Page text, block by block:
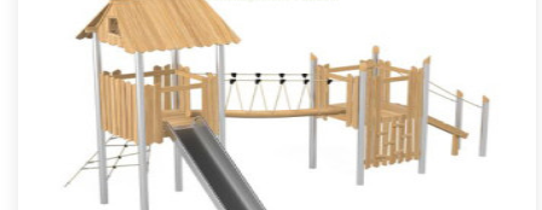
Structure de jeu Robinox 204
La combinaison 2 tours Robinox 204 est une structure multi-
activités pour aire de jeux extérieur de la gamme Robinox.
Associa..
Offre partenaire